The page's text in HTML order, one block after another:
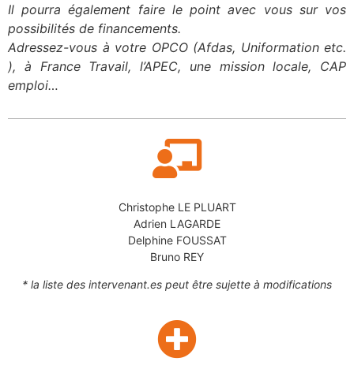
Il pourra également faire le point avec vous sur vos
possibilités de financements.
Adressez-vous à votre OPCO (Afdas, Uniformation etc.
), à France Travail, l’APEC, une mission locale, CAP
emploi…
Christophe LE PLUART
Adrien LAGARDE
Delphine FOUSSAT
Bruno REY
* la liste des intervenant.es peut être sujette à modifications